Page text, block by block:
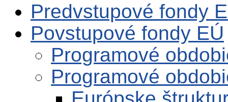
Predvstupové fondy
Povstupové fondy EÚ
Programové
Programové